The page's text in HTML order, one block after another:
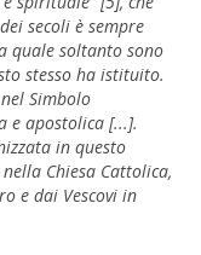
secoli è sempre
quale soltanto sono
stesso ha istituito.
Simbolo
e apostolica [...].
in questo
Chiesa Cattolica,
e dai Vescovi in